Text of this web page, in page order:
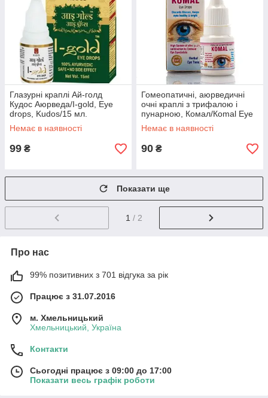
Глазурні краплі Ай-голд
Кудос Аюрведа/I-gold, Eye
drops, Kudos/15 мл.
Немає в наявності
99 ₴
Гомеопатичні, аюрведичні
очні краплі з трифалою і
пунарною, Комал/Кomal Eye
Drops Homeopathic
Немає в наявності
90 ₴
Показати ще
1 / 2
Про нас
99% позитивних з 701 відгука за рік
Працює з 31.07.2016
м. Хмельницький
Хмельницький, Україна
Контакти
Сьогодні працює з 09:00 до 17:00
Показати весь графік роботи